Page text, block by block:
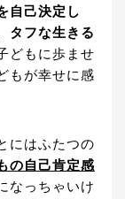
自己決定し
タフな生きる
どもに歩ませ
もが幸せに感
にはふたつの
の自己肯定感
なっちゃいけ